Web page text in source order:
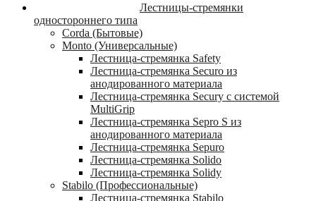
Лестницы-стремянки
одностороннего типа
Corda (Бытовые)
Monto (Универсальные)
Лестница-стремянка Safety
Лестница-стремянка Securo из
анодированного материала
Лестница-стремянка Secury с системой
MultiGrip
Лестница-стремянка Sepro S из
анодированного материала
Лестница-стремянка Sepuro
Лестница-стремянка Solido
Лестница-стремянка Solidy
Stabilo (Профессиональные)
Лестница-стремянка Stabilo